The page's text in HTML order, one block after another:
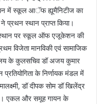
में स्कूल आॅफ ह्यूमैनिटीज का
स्थान प्राप्त किया।
स्थान पर स्कूल ऑफ एजूकेशन की
विजेता मानविकी एवं सामाजिक
के कुलसचिव डॉ अजय कुमार
के निर्णायक मंडल में
डॉ दीपक सोम डॉ खिलेंद्र
एकल और समूह गायन के